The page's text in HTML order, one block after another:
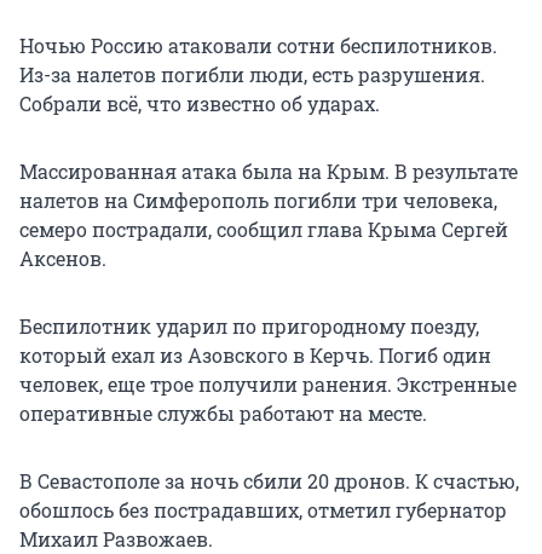
Ночью Россию атаковали сотни беспилотников.
Из-за налетов погибли люди, есть разрушения.
Собрали всё, что известно об ударах.
Массированная атака была на Крым. В результате
налетов на Симферополь погибли три человека,
семеро пострадали, сообщил глава Крыма Сергей
Аксенов.
Беспилотник ударил по пригородному поезду,
который ехал из Азовского в Керчь. Погиб один
человек, еще трое получили ранения. Экстренные
оперативные службы работают на месте.
В Севастополе за ночь сбили 20 дронов. К счастью,
обошлось без пострадавших, отметил губернатор
Михаил Развожаев.